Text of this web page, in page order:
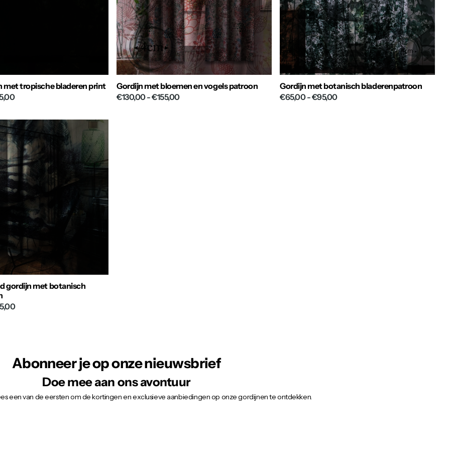
met tropische bladeren print
Gordijn met bloemen en vogels patroon
€130,00- €155,00
Gordijn met botanisch bladerenpatroon
€65,00- €95,00
gordijn met botanisch
Abonneer je op onze nieuwsbrief
Doe mee aan ons avontuur
een van de eersten om de kortingen en exclusieve aanbiedingen op onze gordijnen te ontdekken.